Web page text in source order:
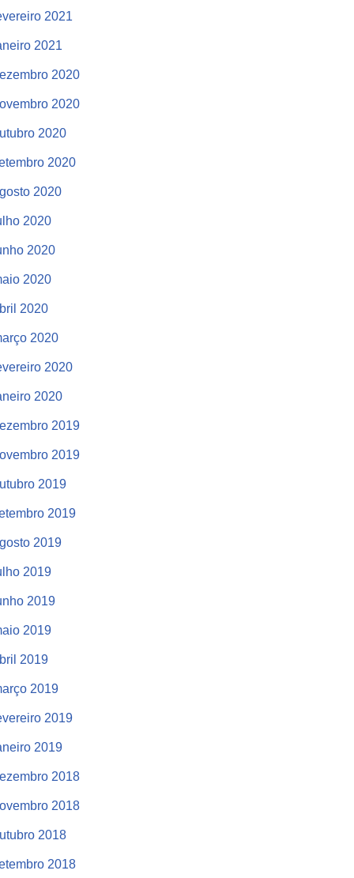
2021
2021
2020
2020
2020
2020
2020
2020
2020
2020
2020
2020
2020
2020
2019
2019
2019
2019
2019
2019
2019
2019
2019
2019
2019
2019
2018
2018
2018
2018